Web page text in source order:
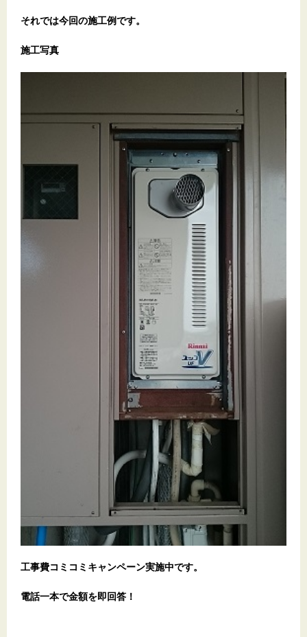
それでは今回の施工例です。
施工写真
工事費コミコミキャンペーン実施中です。
電話一本で金額を即回答！